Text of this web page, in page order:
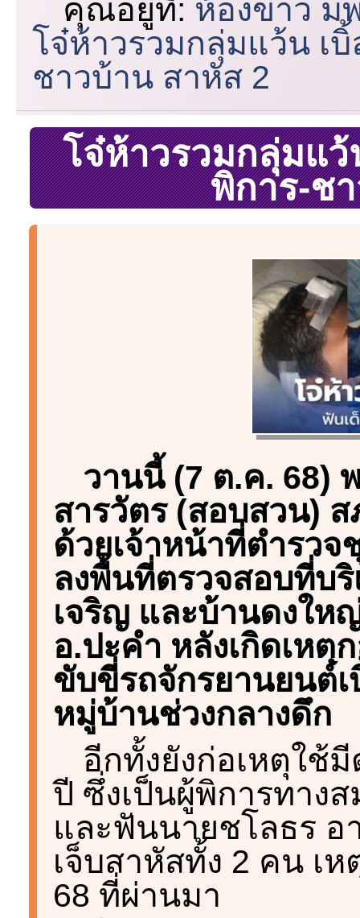
คุณอยู่ที่: ห้องข่าว ม
โจ๋ห้าวรวมกลุ่มแว้น เ
ชาวบ้าน สาหัส 2
โจ๋ห้าวรวมกลุ่มแว้
พิการ-ช
วานนี้ (7 ต.ค. 68)
สารวัตร (สอบสวน)
ด้วยเจ้าหน้าที่ตำรว
ลงพื้นที่ตรวจสอบที่บ
เจริญ และบ้านดงใ
อ.ปะคำ หลังเกิดเหตุ
ขับขี่รถจักรยานยนต์
หมู่บ้านช่วงกลางดึก
อีกทั้งยังก่อเหตุใช้
ปี ซึ่งเป็นผู้พิการทาง
และฟันนายชโลธร อ
เจ็บสาหัสทั้ง 2 คน เ
68 ที่ผ่านมา